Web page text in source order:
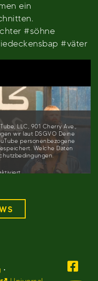
ein
#söhne
#väter
LLC, 901 Cherry Ave.,
wir laut DSGVO Deine
personenbezogene
Welche Daten
•